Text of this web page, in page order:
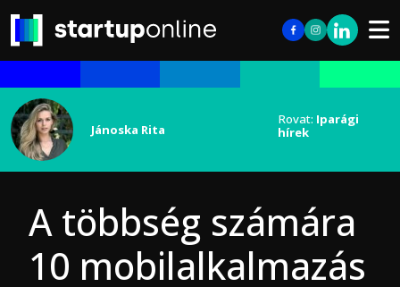
Jánoska Rita
Rovat: Iparági
hírek
A többség számára
10 mobilalkalmazás